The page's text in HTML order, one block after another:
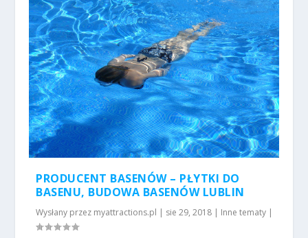
PRODUCENT BASENÓW – PŁYTKI DO
BASENU, BUDOWA BASENÓW LUBLIN
Wysłany przez myattractions.pl | sie 29, 2018 | Inne tematy |